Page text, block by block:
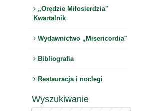
„Orędzie Miłosierdzia"
Kwartalnik
Wydawnictwo „Misericordia"
Bibliografia
Restauracja i noclegi
Wyszukiwanie